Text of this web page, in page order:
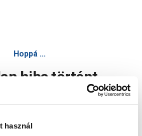
használ
Hoppá ...
hiba történt